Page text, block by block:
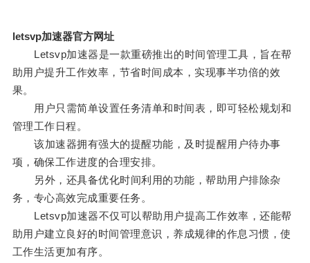
letsvp加速器官方网址
Letsvp加速器是一款重磅推出的时间管理工具，旨在帮
助用户提升工作效率，节省时间成本，实现事半功倍的效
果。
用户只需简单设置任务清单和时间表，即可轻松规划和
管理工作日程。
该加速器拥有强大的提醒功能，及时提醒用户待办事
项，确保工作进度的合理安排。
另外，还具备优化时间利用的功能，帮助用户排除杂
务，专心高效完成重要任务。
Letsvp加速器不仅可以帮助用户提高工作效率，还能帮
助用户建立良好的时间管理意识，养成规律的作息习惯，使
工作生活更加有序。